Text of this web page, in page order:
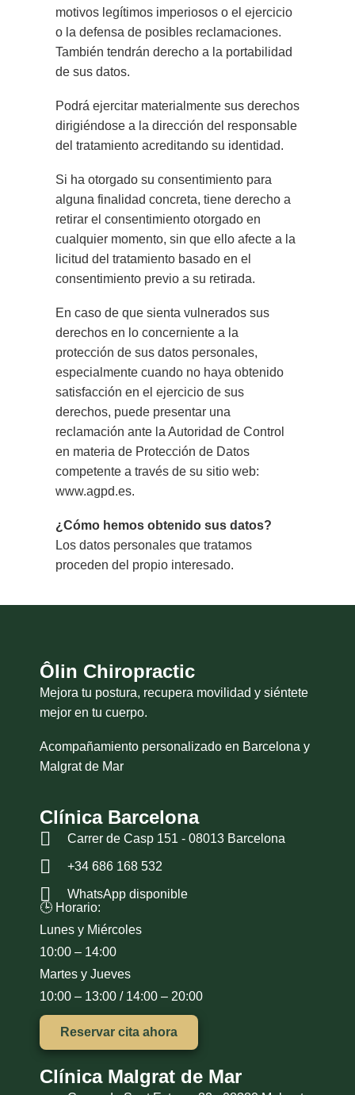
motivos legítimos imperiosos o el ejercicio
o la defensa de posibles reclamaciones.
También tendrán derecho a la portabilidad
de sus datos.
Podrá ejercitar materialmente sus derechos
dirigiéndose a la dirección del responsable
del tratamiento acreditando su identidad.
Si ha otorgado su consentimiento para
alguna finalidad concreta, tiene derecho a
retirar el consentimiento otorgado en
cualquier momento, sin que ello afecte a la
licitud del tratamiento basado en el
consentimiento previo a su retirada.
En caso de que sienta vulnerados sus
derechos en lo concerniente a la
protección de sus datos personales,
especialmente cuando no haya obtenido
satisfacción en el ejercicio de sus
derechos, puede presentar una
reclamación ante la Autoridad de Control
en materia de Protección de Datos
competente a través de su sitio web:
www.agpd.es.
¿Cómo hemos obtenido sus datos?
Los datos personales que tratamos
proceden del propio interesado.
Ôlin Chiropractic
Mejora tu postura, recupera movilidad y siéntete
mejor en tu cuerpo.
Acompañamiento personalizado en Barcelona y
Malgrat de Mar
Clínica Barcelona
Carrer de Casp 151 - 08013 Barcelona
+34 686 168 532
WhatsApp disponible
🕒 Horario:
Lunes y Miércoles
10:00 – 14:00
Martes y Jueves
10:00 – 13:00 / 14:00 – 20:00
Reservar cita ahora
Clínica Malgrat de Mar